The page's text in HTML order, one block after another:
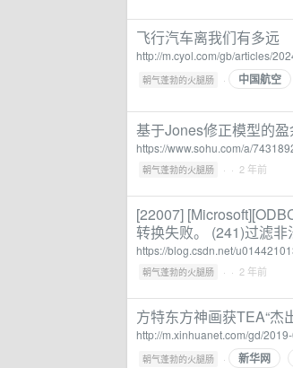
飞行汽车离我们有多远
http://m.cyol.com/gb/articles/
朝气蓬勃的火腿肠 · 中国航空
基于Jones修正模型的
https://www.sohu.com/a/
朝气蓬勃的火腿肠 · · 2 年前
[22007]
转换失败。 (241)过滤
https://blog.csdn.net/
朝气蓬勃的火腿肠 · · 2 年前
方特东方神画获TEA“杰
http://m.xinhuanet.com/gd/
朝气蓬勃的火腿肠 · 新华网